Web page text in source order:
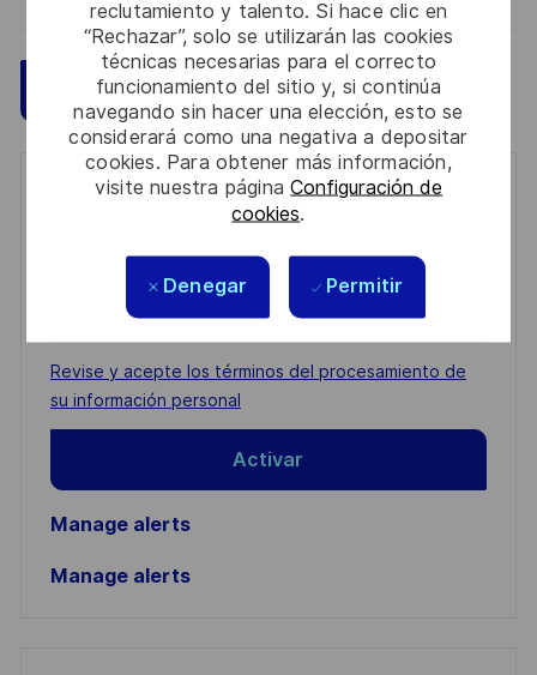
reclutamiento y talento. Si hace clic en
“Rechazar”, solo se utilizarán las cookies
técnicas necesarias para el correcto
funcionamiento del sitio y, si continúa
navegando sin hacer una elección, esto se
considerará como una negativa a depositar
cookies. Para obtener más información,
visite nuestra páginaConfiguración de
cookies.
Denegar Permitir
Aplicar ahora Guardar
Get notified for similar jobs
address
(Required)
Required
Revise y acepte los términos del procesamiento de
su información personal
Activar
Manage alerts
Manage alerts